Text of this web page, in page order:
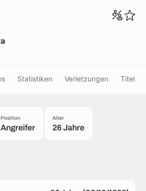
Statistiken Verletzungen Titel
Position
Angreifer
Alter
26 Jahre